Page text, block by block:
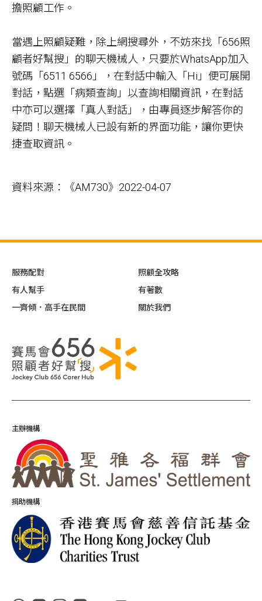
擔照顧工作。
當遇上照顧疑難，除上網搜尋外，不妨來找「656照
顧者好幫搜」的聊天機械人，只要於WhatsApp加入
號碼「6511 6566」，在對話中輸入「Hi」便可展開
對話，點選「病類查詢」以查詢相關資訊，在對話
中亦可以選擇「真人對話」，由專員逐步解答你的
疑問！聊天機械人已設有新的界面功能，讓你更快
捷查取資訊。
資料來源：《AM730》2022-04-07
主辦機構
捐助機構
服務配對
有人幫手
一齊傾．高手在民間
照顧全攻略
有著數
關於我們